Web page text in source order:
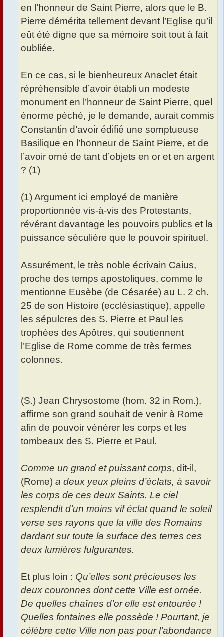
en l’honneur de Saint Pierre, alors que le B.
Pierre démérita tellement devant l’Eglise qu’il
eût été digne que sa mémoire soit tout à fait
oubliée.
En ce cas, si le bienheureux Anaclet était
répréhensible d’avoir établi un modeste
monument en l’honneur de Saint Pierre, quel
énorme péché, je le demande, aurait commis
Constantin d’avoir édifié une somptueuse
Basilique en l’honneur de Saint Pierre, et de
l’avoir orné de tant d’objets en or et en argent
? (1)
(1) Argument ici employé de manière
proportionnée vis-à-vis des Protestants,
révérant davantage les pouvoirs publics et la
puissance séculière que le pouvoir spirituel.
Assurément, le très noble écrivain Caius,
proche des temps apostoliques, comme le
mentionne Eusèbe (de Césarée) au L. 2 ch.
25 de son Histoire (ecclésiastique), appelle
les sépulcres des S. Pierre et Paul les
trophées des Apôtres, qui soutiennent
l’Eglise de Rome comme de très fermes
colonnes.
(S.) Jean Chrysostome (hom. 32 in Rom.),
affirme son grand souhait de venir à Rome
afin de pouvoir vénérer les corps et les
tombeaux des S. Pierre et Paul.
Comme un grand et puissant corps, dit-il,
(Rome) a deux yeux pleins d’éclats, à savoir
les corps de ces deux Saints. Le ciel
resplendit d’un moins vif éclat quand le soleil
verse ses rayons que la ville des Romains
dardant sur toute la surface des terres ces
deux lumières fulgurantes.
Et plus loin : Qu’elles sont précieuses les
deux couronnes dont cette Ville est ornée.
De quelles chaînes d’or elle est entourée !
Quelles fontaines elle possède ! Pourtant, je
célèbre cette Ville non pas pour l’abondance